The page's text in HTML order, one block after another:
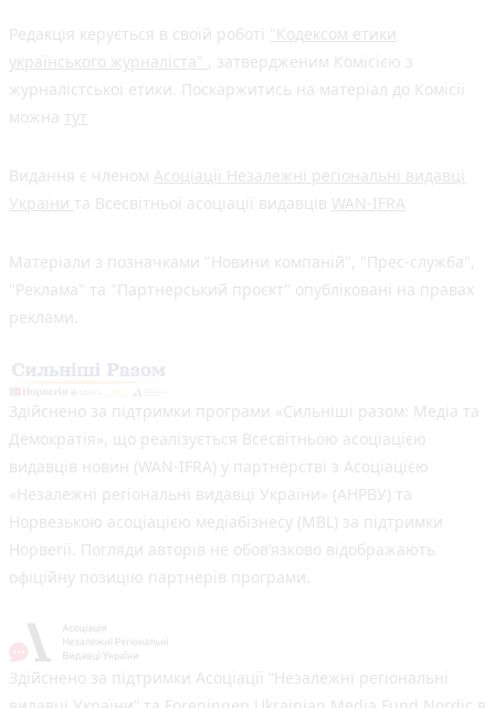
Редакція керується в своїй роботі "Кодексом етики
українського журналіста" , затвердженим Комісією з
журналістської етики. Поскаржитись на матеріал до Комісії
можна тут
Видання є членом Асоціації Незалежні регіональні видавці
України та Всесвітньої асоціації видавців WAN-IFRA
Матеріали з позначками "Новини компаній", "Прес-служба",
"Реклама" та "Партнерський проєкт" опубліковані на правах
реклами.
Здійснено за підтримки програми «Сильніші разом: Медіа та
Демократія», що реалізується Всесвітньою асоціацією
видавців новин (WAN-IFRA) у партнерстві з Асоціацією
«Незалежні регіональні видавці України» (АНРВУ) та
Норвезькою асоціацією медіабізнесу (MBL) за підтримки
Норвегії. Погляди авторів не обов’язково відображають
офіційну позицію партнерів програми.
Здійснено за підтримки Асоціації “Незалежні регіональні